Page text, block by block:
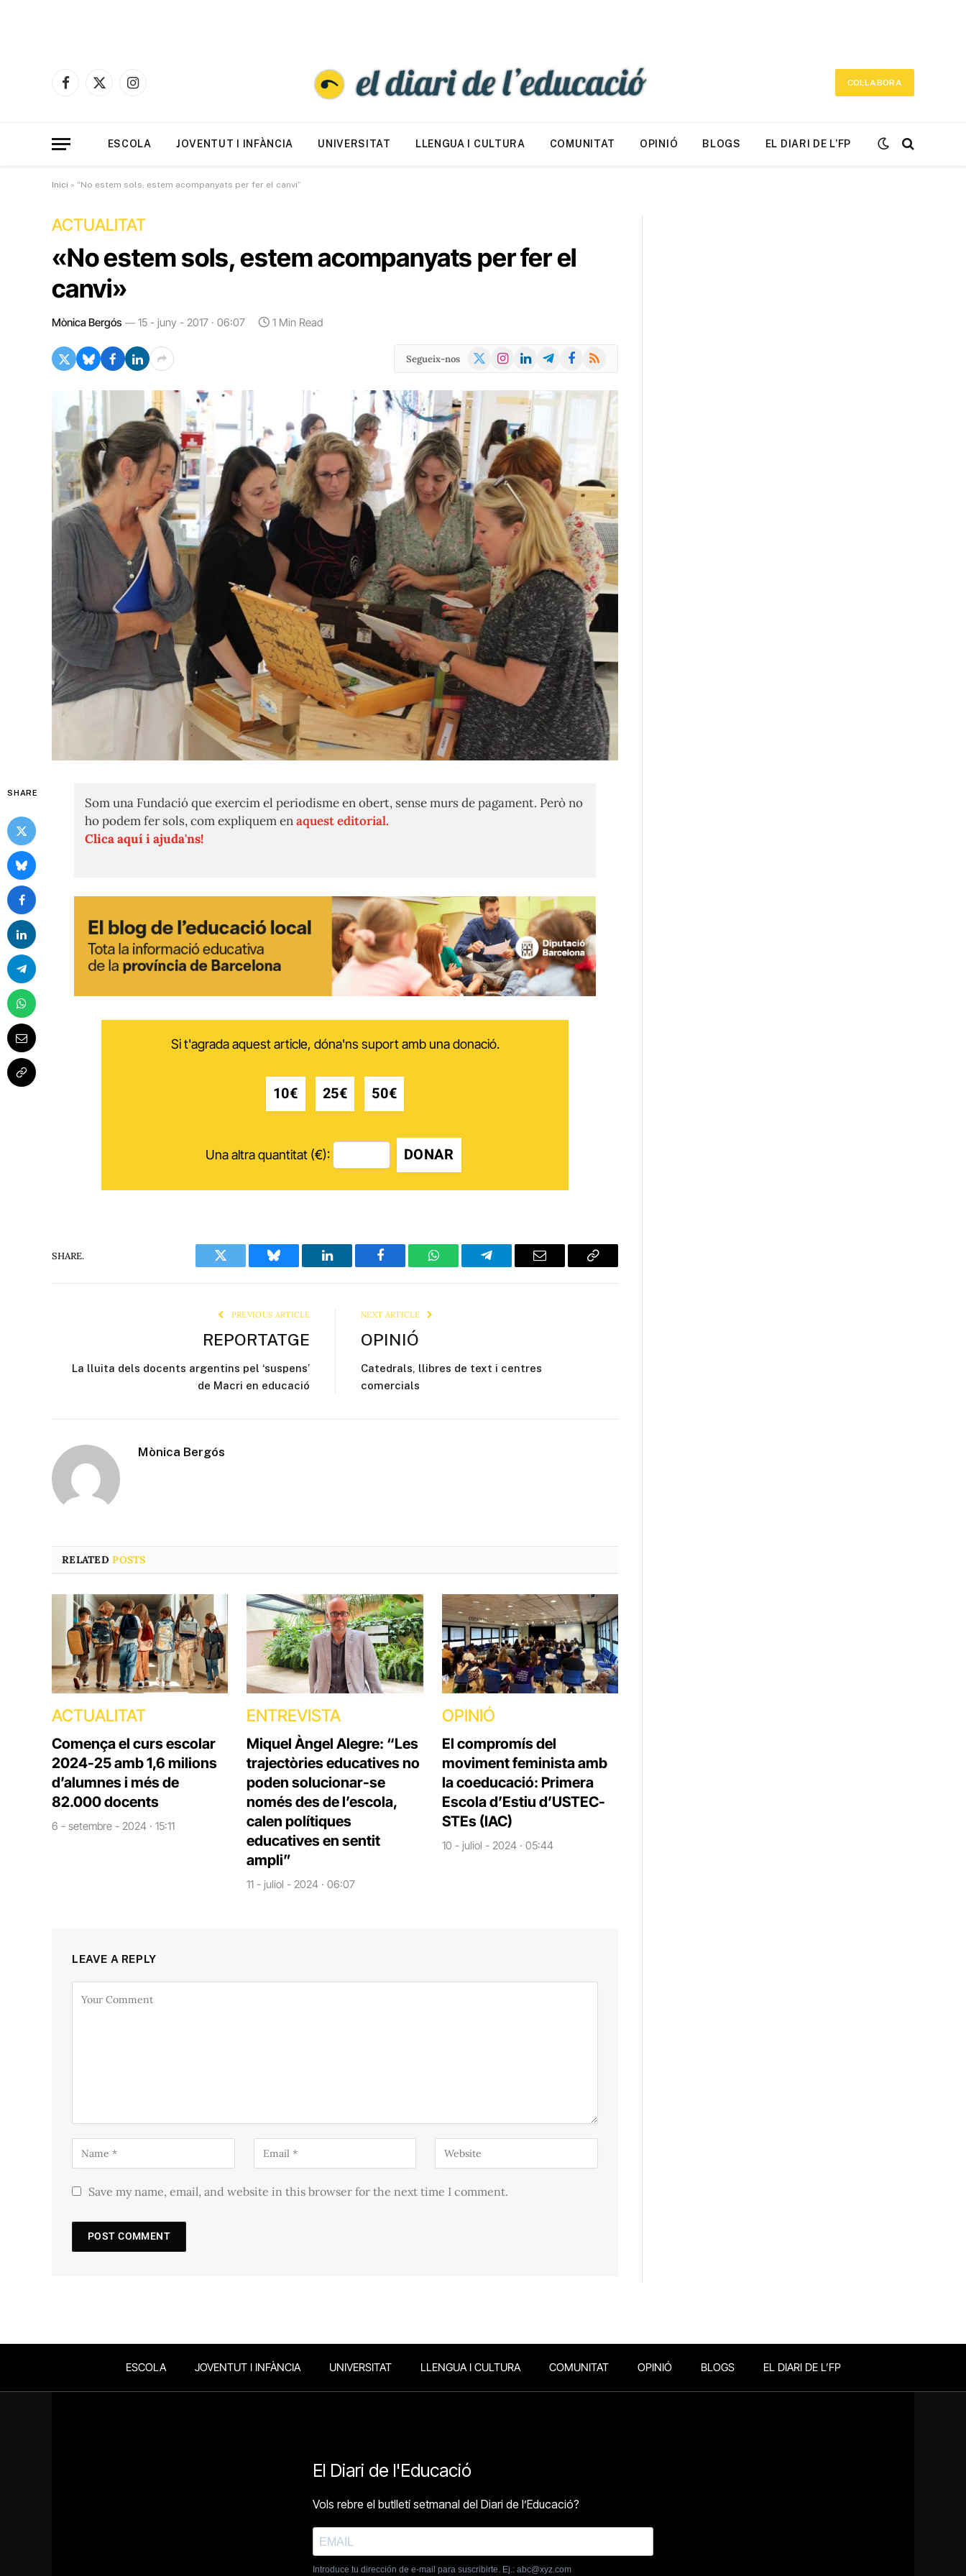
Facebook
X
Instagram
COL·LABORA
ESCOLA JOVENTUT I INFÀNCIA UNIVERSITAT LLENGUA I CULTURA COMUNITAT OPINIÓ BLOGS EL DIARI DE L’FP
Inici » “No estem sols, estem acompanyats per fer el canvi”
ACTUALITAT
«No estem sols, estem acompanyats per fer el
canvi»
Mònica Bergós 15 - juny - 2017 · 06:07 1 Min Read
Segueix-nos
X
Instagram
LinkedInTelegramFacebook
RSS
SHARE
Som una Fundació que exercim el periodisme en obert, sense murs de pagament. Però no
ho podem fer sols, com expliquem enaquest editorial.
Clica aquí i ajuda'ns!
Si t'agrada aquest article, dóna'ns suport amb una donació.
10€ 25€ 50€
Una altra quantitat (€): DONAR
SHARE.
Twitter Bluesky LinkedIn Facebook WhatsAppTelegram Email
Copy
PREVIOUS ARTICLE
REPORTATGE
La lluita dels docents argentins pel ‘suspens’
de Macri en educació
NEXT ARTICLE
OPINIÓ
Catedrals, llibres de text i centres
comercials
Mònica Bergós
RELATEDPOSTS
ACTUALITAT
Comença el curs escolar
2024-25 amb 1,6 milions
d’alumnes i més de
82.000 docents
6 - setembre - 2024 · 15:11
ENTREVISTA
Miquel Àngel Alegre: “Les
trajectòries educatives no
poden solucionar-se
només des de l’escola,
calen polítiques
educatives en sentit
ampli”
11 - juliol - 2024 · 06:07
OPINIÓ
El compromís del
moviment feminista amb
la coeducació: Primera
Escola d’Estiu d’USTEC-
STEs (IAC)
10 - juliol - 2024 · 05:44
LEAVE A REPLY
Save my name, email, and website in this browser for the next time I comment.
ESCOLA JOVENTUT I INFÀNCIA UNIVERSITAT LLENGUA I CULTURA COMUNITAT OPINIÓ BLOGS EL DIARI DE L’FP